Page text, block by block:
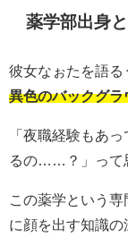
薬学部出身
彼女なぉたを語る
異色のバックグラ
「夜職経験もあ
るの……？」って
この薬学という
に顔を出す知識